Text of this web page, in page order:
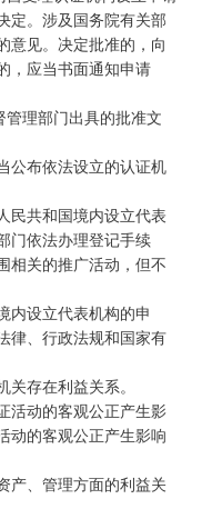
定。涉及国务院有关部
意见。决定批准的，向
，应当书面通知申请
理部门出具的批准文
布依法设立的认证机
共和国境内设立代表
门依法办理登记手续
相关的推广活动，但不
设立代表机构的申
律、行政法规和国家有
存在利益关系。
动的客观公正产生影
动的客观公正产生影响
、管理方面的利益关